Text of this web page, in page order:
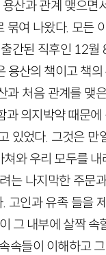
산과 관계 맺으
묶여 나왔다. 모든
간된 직후인 12
용산의 책이고 책
과 처음 관계를 맺
의지박약 때문
있었다. 그것은
와 우리 모두를
는 나지막한 주문
고인과 유족 들을
그 내부에 살짝
속들이 이해하고